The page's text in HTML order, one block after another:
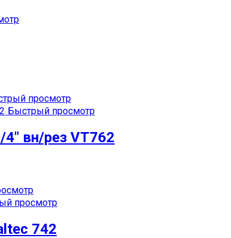
просмотр
Быстрый просмотр
вн/рез VT762
просмотр
742